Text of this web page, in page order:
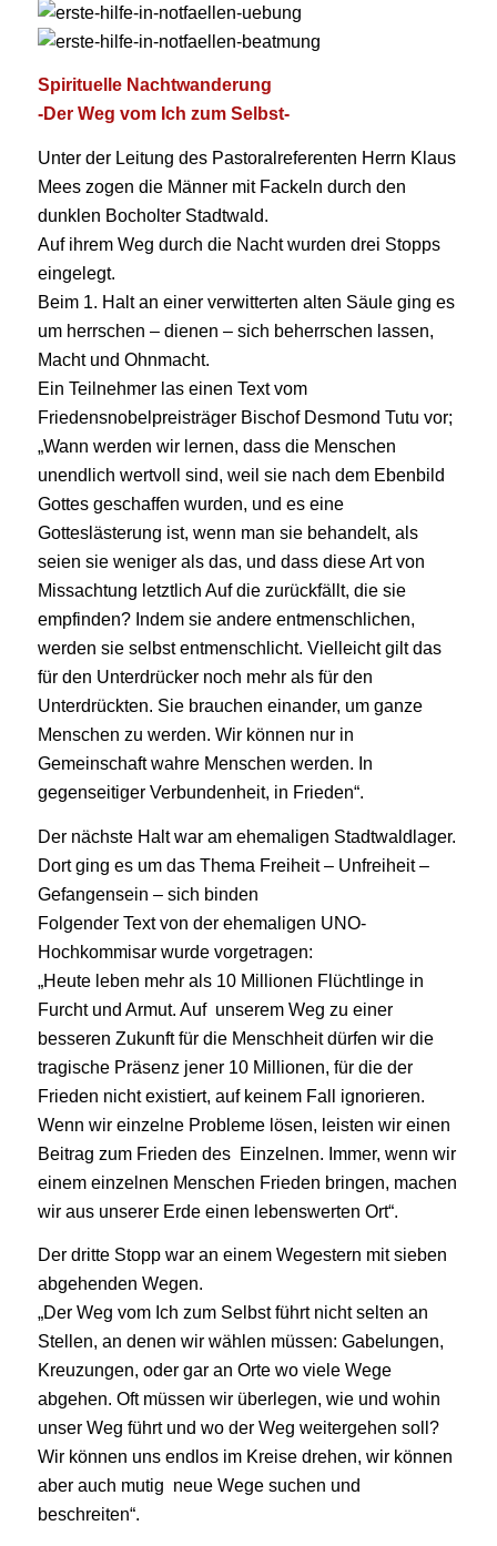
Spirituelle Nachtwanderung
-Der Weg vom Ich zum Selbst-
Unter der Leitung des Pastoralreferenten Herrn Klaus
Mees zogen die Männer mit Fackeln durch den
dunklen Bocholter Stadtwald.
Auf ihrem Weg durch die Nacht wurden drei Stopps
eingelegt.
Beim 1. Halt an einer verwitterten alten Säule ging es
um herrschen – dienen – sich beherrschen lassen,
Macht und Ohnmacht.
Ein Teilnehmer las einen Text vom
Friedensnobelpreisträger Bischof Desmond Tutu vor;
„Wann werden wir lernen, dass die Menschen
unendlich wertvoll sind, weil sie nach dem Ebenbild
Gottes geschaffen wurden, und es eine
Gotteslästerung ist, wenn man sie behandelt, als
seien sie weniger als das, und dass diese Art von
Missachtung letztlich Auf die zurückfällt, die sie
empfinden? Indem sie andere entmenschlichen,
werden sie selbst entmenschlicht. Vielleicht gilt das
für den Unterdrücker noch mehr als für den
Unterdrückten. Sie brauchen einander, um ganze
Menschen zu werden. Wir können nur in
Gemeinschaft wahre Menschen werden. In
gegenseitiger Verbundenheit, in Frieden“.
Der nächste Halt war am ehemaligen Stadtwaldlager.
Dort ging es um das Thema Freiheit – Unfreiheit –
Gefangensein – sich binden
Folgender Text von der ehemaligen UNO-
Hochkommisar wurde vorgetragen:
„Heute leben mehr als 10 Millionen Flüchtlinge in
Furcht und Armut. Auf unserem Weg zu einer
besseren Zukunft für die Menschheit dürfen wir die
tragische Präsenz jener 10 Millionen, für die der
Frieden nicht existiert, auf keinem Fall ignorieren.
Wenn wir einzelne Probleme lösen, leisten wir einen
Beitrag zum Frieden des Einzelnen. Immer, wenn wir
einem einzelnen Menschen Frieden bringen, machen
wir aus unserer Erde einen lebenswerten Ort“.
Der dritte Stopp war an einem Wegestern mit sieben
abgehenden Wegen.
„Der Weg vom Ich zum Selbst führt nicht selten an
Stellen, an denen wir wählen müssen: Gabelungen,
Kreuzungen, oder gar an Orte wo viele Wege
abgehen. Oft müssen wir überlegen, wie und wohin
unser Weg führt und wo der Weg weitergehen soll?
Wir können uns endlos im Kreise drehen, wir können
aber auch mutig neue Wege suchen und
beschreiten“.